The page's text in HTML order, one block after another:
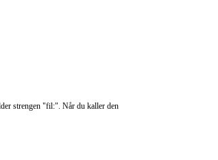
strengen "fil:". Når du kaller den